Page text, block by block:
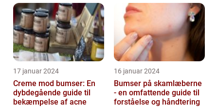
og forebyggelse
17 januar 2024
Creme mod bumser: En
dybdegående guide til
bekæmpelse af acne
16 januar 2024
Bumser på skamlæberne
- en omfattende guide til
forståelse og håndtering